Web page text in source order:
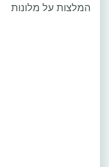
המלצות על מלונות